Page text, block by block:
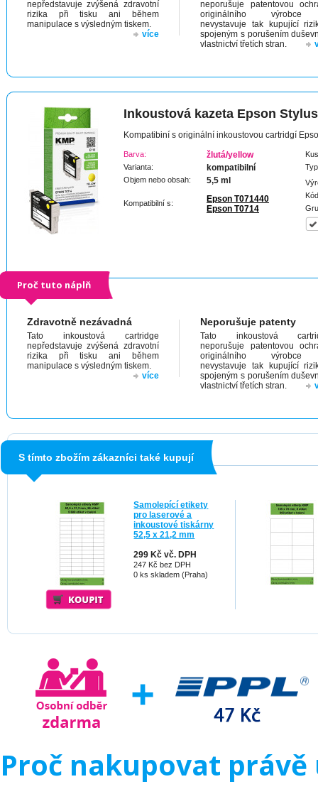
nepředstavuje zvýšená zdravotní
rizika při tisku ani během
manipulace s výsledným tiskem.
více
neporušuje patentovou
originálního
nevystavuje tak kupující
spojeným s porušením
vlastnictví třetích stran.
Inkoustová kazeta Epson
Kompatibiní s originální inkoustovou cartridgí
Barva: žlutá/yellow
Varianta: kompatibilní
Objem nebo obsah: 5,5 ml
Kompatibilní s:
Epson T071440
Epson T0714
Proč tuto náplň
Zdravotně nezávadná
Tato inkoustová cartridge
nepředstavuje zvýšená zdravotní
rizika při tisku ani během
manipulace s výsledným tiskem.
více
Neporušuje patenty
Tato inkoustová
neporušuje patentovou
originálního
nevystavuje tak kupující
spojeným s porušením
vlastnictví třetích stran.
S tímto zbožím zákazníci také kupují
Samolepící etikety
pro laserové a
inkoustové tiskárny
52,5 x 21,2 mm
299 Kč vč. DPH
247 Kč bez DPH
0 ks skladem (Praha)
Proč nakupovat právě